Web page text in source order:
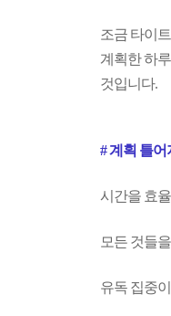
조금 타이
계획한 하
것입니다.
# 계획 틀
시간을 효
모든 것들
유독 집중